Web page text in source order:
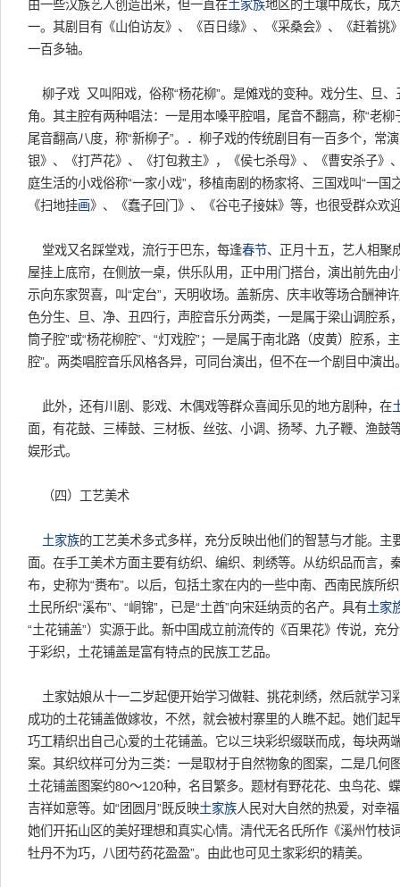
由一些汉族艺人创造出来，但一直在土家族地区的土壤中成长，成
一。其剧目有《山伯访友》、《百日缘》、《采桑会》、《赶着挑
一百多轴。
柳子戏 又叫阳戏，俗称“杨花柳”。是傩戏的变种。戏分生、旦、
角。其主腔有两种唱法：一是用本嗓平腔唱，尾音不翻高，称“老
尾音翻高八度，称“新柳子”。．柳子戏的传统剧目有一百多个，常
银》、《打芦花》、《打包救主》，《侯七杀母》、《曹安杀子》
庭生活的小戏俗称“一家小戏”，移植南剧的杨家将、三国戏叫“一国
《扫地挂画》、《蠢子回门》、《谷屯子接妹》等，也很受群众欢
堂戏又名踩堂戏，流行于巴东，每逢春节、正月十五，艺人相聚
屋挂上底帘，在侧放一桌，供乐队用，正中用门搭台，演出前先由
示向东家贺喜，叫“定台”，天明收场。盖新房、庆丰收等场合酬神
色分生、旦、净、丑四行，声腔音乐分两类，一是属于梁山调腔系
筒子腔”或“杨花柳腔”、“灯戏腔”；一是属于南北路（皮黄）腔系，
腔”。两类唱腔音乐风格各异，可同台演出，但不在一个剧目中演出
此外，还有川剧、影戏、木偶戏等群众喜闻乐见的地方剧种，在
面，有花鼓、三棒鼓、三材板、丝弦、小调、扬琴、九子鞭、渔鼓
娱形式。
（四）工艺美术
土家族的工艺美术多式多样，充分反映出他们的智慧与才能。主
面。在手工美术方面主要有纺织、编织、刺绣等。从纺织品而言，
布，史称为“赉布”。以后，包括土家在内的一些中南、西南民族所
土民所织“溪布”、“峒锦”，已是“土酋”向宋廷纳贡的名产。具有土家
“土花铺盖”）实源于此。新中国成立前流传的《百果花》传说，充
于彩织，土花铺盖是富有特点的民族工艺品。
土家姑娘从十一二岁起便开始学习做鞋、挑花刺绣，然后就学习
成功的土花铺盖做嫁妆，不然，就会被村寨里的人瞧不起。她们起
巧工精织出自己心爱的土花铺盖。它以三块彩织缀联而成，每块两
案。其织纹样可分为三类：一是取材于自然物象的图案，二是几何
土花铺盖图案约80～120种，名目繁多。题材有野花花、虫鸟花、
吉祥如意等。如“团圆月”既反映土家族人民对大自然的热爱，对幸
她们开拓山区的美好理想和真实心情。清代无名氏所作《溪州竹枝
牡丹不为巧，八团芍药花盈盈”。由此也可见土家彩织的精美。